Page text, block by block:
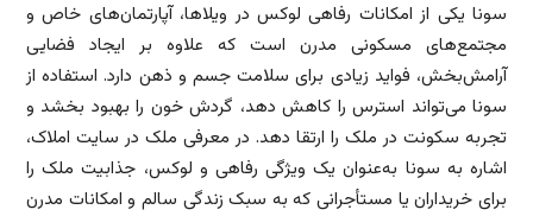
سونا یکی از امکانات رفاهی لوکس در ویلاها، آپارتمان‌های خاص و
مجتمع‌های مسکونی مدرن است که علاوه بر ایجاد فضایی
آرامش‌بخش، فواید زیادی برای سلامت جسم و ذهن دارد. استفاده از
سونا می‌تواند استرس را کاهش دهد، گردش خون را بهبود بخشد و
تجربه سکونت در ملک را ارتقا دهد. در معرفی ملک در سایت املاک،
اشاره به سونا به‌عنوان یک ویژگی رفاهی و لوکس، جذابیت ملک را
برای خریداران یا مستأجرانی که به سبک زندگی سالم و امکانات مدرن